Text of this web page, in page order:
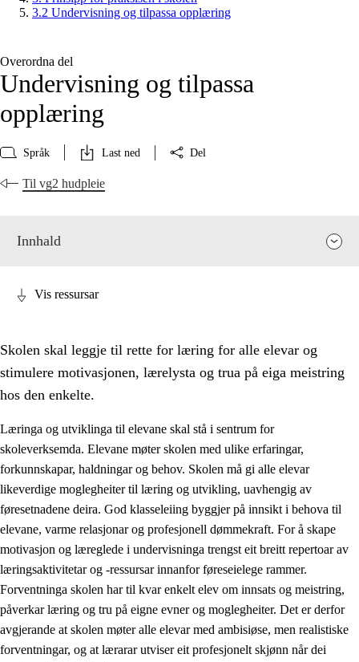
3.2 Undervisning og tilpassa opplæring
Overordna del
Undervisning og tilpassa
opplæring
Språk Last ned Del
Til vg2 hudpleie
Innhald
3. Prinsipp for praksisen i skolen
3.1 Eit inkluderande læringsmiljø
3.2 Undervisning og tilpassa opplæring
3.3 Samarbeid mellom heim og skole
Vis ressursar
Skolen skal leggje til rette for læring for alle elevar og
stimulere motivasjonen, lærelysta og trua på eiga meistring
hos den enkelte.
Læringa og utviklinga til elevane skal stå i sentrum for
skoleverksemda. Elevane møter skolen med ulike erfaringar,
forkunnskapar, haldningar og behov. Skolen må gi alle elevar
likeverdige moglegheiter til læring og utvikling, uavhengig av
føresetnadene deira. God klasseleiing byggjer på innsikt i behova til
elevane, varme relasjonar og profesjonell dømmekraft. For å skape
motivasjon og læreglede i undervisninga trengst eit breitt repertoar av
læringsaktivitetar og -ressursar innanfor føreseielege rammer.
Forventninga skolen har til kvar enkelt elev om innsats og meistring,
påverkar læring og tru på eigne evner og moglegheiter. Det er derfor
avgjerande at skolen møter alle elevar med ambisiøse, men realistiske
forventningar, og at lærarar utviser eit profesjonelt skjønn når dei